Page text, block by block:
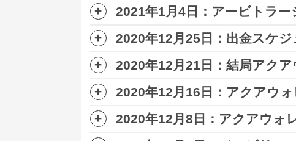
た。
ただ、50AQN単位での出金となるようで
USDTに変えたい場合はBiKi、BTCに変
5日の夜、待ちに待った アクアウォレッ
2021年1月4日：アービトラー
1月3日に運営より「12月28日から一時的
2020年12月25日：出金スケ
先日ジュビリーエースの出金スケジュー
2020年12月21日：結局アク
ジュビリーエースのアクアウォレットは
2020年12月16日：アクアウ
14日に行われたzoomセミナーによると…
2020年12月8日：アクアウォ